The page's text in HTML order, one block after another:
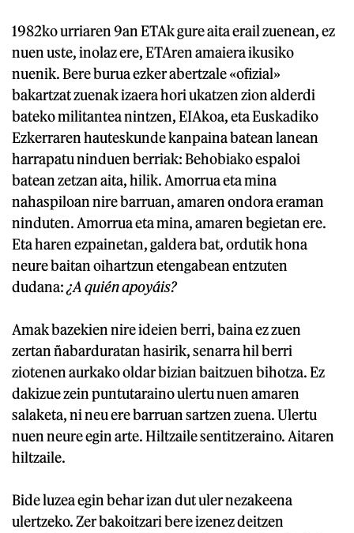
1982ko urriaren 9an ETAk gure aita erail zuenean, ez
nuen uste, inolaz ere, ETAren amaiera ikusiko
nuenik. Bere burua ezker abertzale «ofizial»
bakartzat zuenak izaera hori ukatzen zion alderdi
bateko militantea nintzen, EIAkoa, eta Euskadiko
Ezkerraren hauteskunde kanpaina batean lanean
harrapatu ninduen berriak: Behobiako espaloi
batean zetzan aita, hilik. Amorrua eta mina
nahaspiloan nire barruan, amaren ondora eraman
ninduten. Amorrua eta mina, amaren begietan ere.
Eta haren ezpainetan, galdera bat, ordutik hona
neure baitan oihartzun etengabean entzuten
dudana:¿A quién apoyáis?
Amak bazekien nire ideien berri, baina ez zuen
zertan ñabarduratan hasirik, senarra hil berri
ziotenen aurkako oldar bizian baitzuen bihotza. Ez
dakizue zein puntutaraino ulertu nuen amaren
salaketa, ni neu ere barruan sartzen zuena. Ulertu
nuen neure egin arte. Hiltzaile sentitzeraino. Aitaren
hiltzaile.
Bide luzea egin behar izan dut uler nezakeena
ulertzeko. Zer bakoitzari bere izenez deitzen